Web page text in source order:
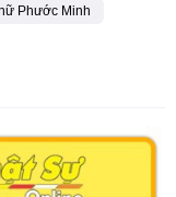
Phước Minh